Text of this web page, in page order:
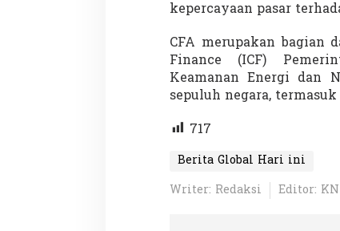
kepercayaan pasar
CFA merupakan bagian
Finance (ICF)
Keamanan Energi dan
sepuluh negara,
717
Berita Global Hari ini
Writer: Redaksi
Editor: KN